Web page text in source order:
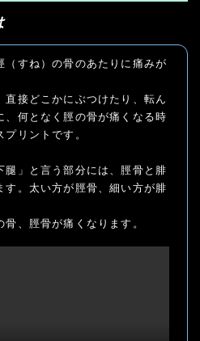
（すね）の骨のあたりに痛みが
直接どこかにぶつけたり、転ん
、何となく脛の骨が痛くなる時
リントです。
腿」と言う部分には、脛骨と腓
す。太い方が脛骨、細い方が腓
、脛骨が痛くなります。